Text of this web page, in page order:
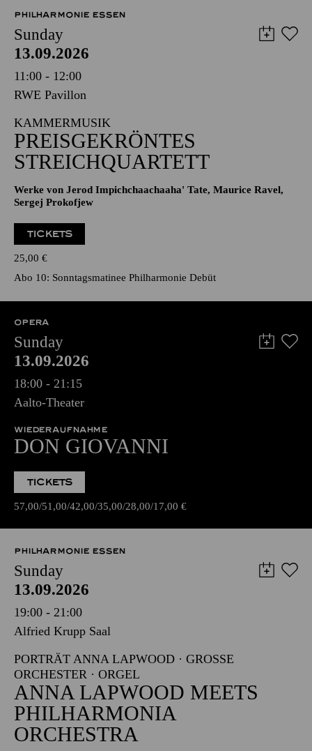
PHILHARMONIE ESSEN
Sunday
13.09.2026
11:00 - 12:00
RWE Pavillon
KAMMERMUSIK
PREISGEKRÖNTES
STREICHQUARTETT
Werke von Jerod Impichchaachaaha' Tate, Maurice Ravel,
Sergej Prokofjew
TICKETS
25,00 €
Abo 10: Sonntagsmatinee Philharmonie Debüt
OPERA
Sunday
13.09.2026
18:00 - 21:15
Aalto-Theater
WIEDERAUFNAHME
DON GIOVANNI
TICKETS
57,00 51,00 42,00 35,00 28,00 17,00 €
PHILHARMONIE ESSEN
Sunday
13.09.2026
19:00 - 21:00
Alfried Krupp Saal
PORTRÄT ANNA LAPWOOD · GROSSE O
RCHESTER · ORGEL
ANNA LAPWOOD MEETS
PHILHARMONIA
ORCHESTRA